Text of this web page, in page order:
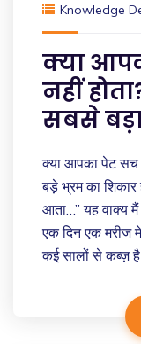
Knowledge
क्या
नहीं
सबसे
क्या आपका पेट सच
बड़े भ्रम का शिकार
आता…” यह वाक्य
एक दिन एक मरीज
कई सालों से कब्ज़